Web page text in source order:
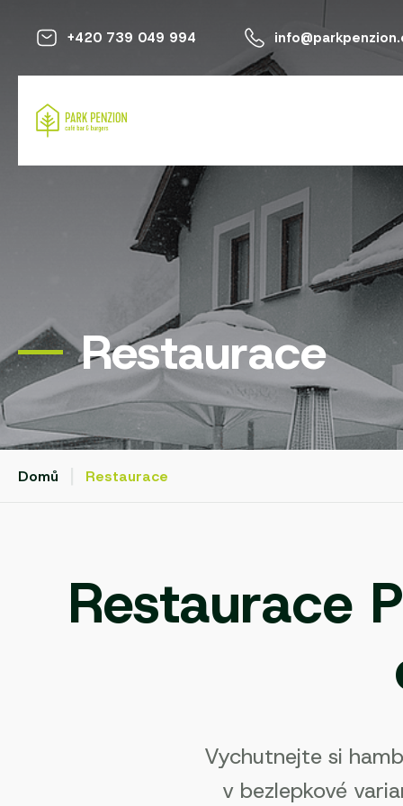
+420 739 049 994
Restaurace
Domů Restaurace
Restaurace
Vychutnejte si
v bezlepkové